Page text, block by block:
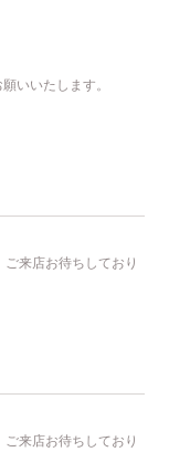
いいたします。
来店お待ちしており
来店お待ちしており